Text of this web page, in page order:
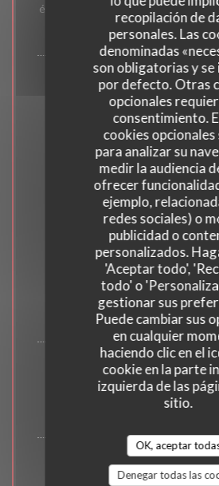
recopilación de
personales. Las
denominadas
son obligatorias y se
por defecto. Otras
opcionales
consentimiento.
cookies opcionales
para analizar su
medir la audiencia
ofrecer
ejemplo,
redes sociales) o
publicidad o
personalizados.
'Aceptar todo',
todo' o
gestionar sus
Puede cambiar sus
en cualquier
haciendo clic en el
cookie en la parte
izquierda de las
sitio.
OK, aceptar
Denegar todas las
écrasé de pommes de terre aux
29,00 EUR
Tartare de boeuf au
pommes frites
22,00 EUR
Les
9,00 EUR
Brownies au
glace yaourt
9,00 EUR
Crème
à la vanille de
Fraise façon